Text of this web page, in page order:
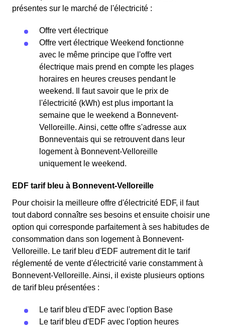
présentes sur le marché de l'électricité :
Offre vert électrique
Offre vert électrique Weekend fonctionne
avec le même principe que l'offre vert
électrique mais prend en compte les plages
horaires en heures creuses pendant le
weekend. Il faut savoir que le prix de
l'électricité (kWh) est plus important la
semaine que le weekend a Bonnevent-
Velloreille. Ainsi, cette offre s'adresse aux
Bonneventais qui se retrouvent dans leur
logement à Bonnevent-Velloreille
uniquement le weekend.
EDF tarif bleu à Bonnevent-Velloreille
Pour choisir la meilleure offre d'électricité EDF, il faut
tout dabord connaître ses besoins et ensuite choisir une
option qui corresponde parfaitement à ses habitudes de
consommation dans son logement à Bonnevent-
Velloreille. Le tarif bleu d'EDF autrement dit le tarif
réglementé de vente d'électricité varie constamment à
Bonnevent-Velloreille. Ainsi, il existe plusieurs options
de tarif bleu présentées :
Le tarif bleu d'EDF avec l'option Base
Le tarif bleu d'EDF avec l'option heures